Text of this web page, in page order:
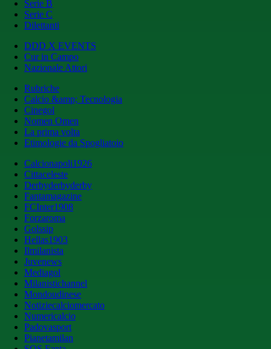
Serie B
Serie C
Dilettanti
DDD X EVENTS
Cur in Campo
Nazionale Attori
Rubriche
Calcio &amp; Tecnologia
Cinegol
Nomen Omen
La prima volta
Etimologie da Spogliatoio
Calcionapoli1926
Cittaceleste
Derbyderbyderby
Fantamagazine
FCInter1908
Forzaroma
Golssip
Hellas1903
Ilmilanista
Juvenews
Mediagol
Milanistichannel
Mondoudinese
Notiziecalciomercato
Numericalcio
Padovasport
Pianetamilan